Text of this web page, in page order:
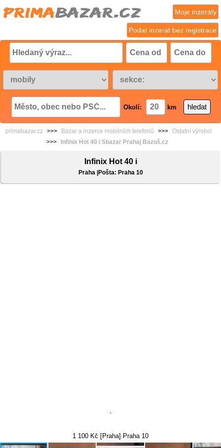
Podat inzerát bez registrace
Moje inzeráty
Okolí: km
primabazar.cz >>> Bazar a inzerce mobilních telefonů >>> Ostatní výrobci
>>>
Infinix Hot 40 i Sbazar Praha| Bazoš.cz
Infinix Hot 40 i
Praha |Pošta: Praha 10
`
1 100 Kč [Praha] Praha 10